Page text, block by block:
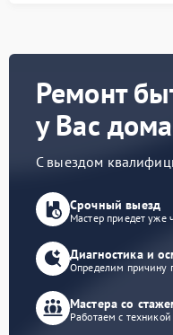
Ремонт
у Вас дома
С выездом
Срочный выезд
Мастер приедет уже
Диагностика и
Определим причину
Мастера со
Работаем с